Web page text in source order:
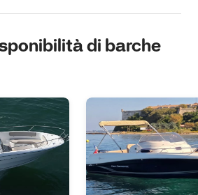
di barche